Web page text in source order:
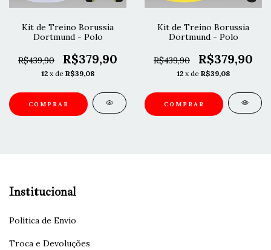
Kit de Treino Borussia
Dortmund - Polo
R$439,90 R$379,90
12 x de R$39,08
COMPRAR
Kit de Treino Borussia
Dortmund - Polo
R$439,90 R$379,90
12 x de R$39,08
COMPRAR
Institucional
Política de Envio
Troca e Devoluções